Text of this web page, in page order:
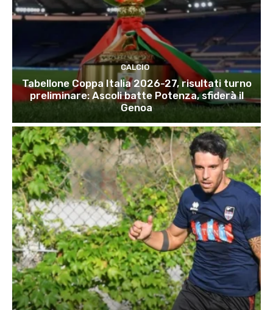
CALCIO
Tabellone Coppa Italia 2026-27, risultati turno
preliminare: Ascoli batte Potenza, sfiderà il
Genoa